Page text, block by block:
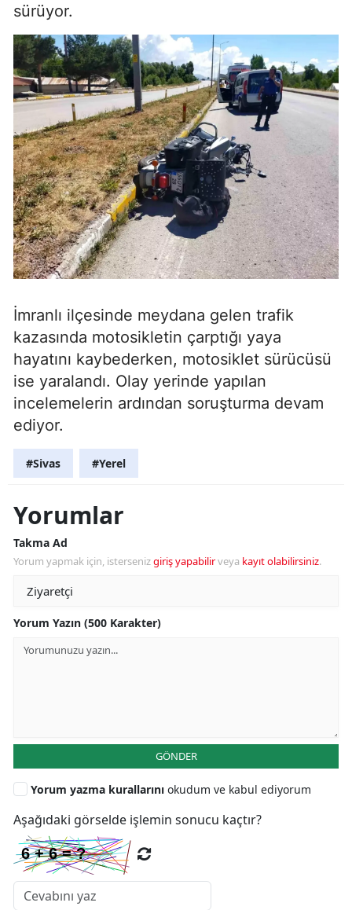
sürüyor.
İmranlı ilçesinde meydana gelen trafik
kazasında motosikletin çarptığı yaya
hayatını kaybederken, motosiklet sürücüsü
ise yaralandı. Olay yerinde yapılan
incelemelerin ardından soruşturma devam
ediyor.
#Sivas #Yerel
Yorumlar
Takma Ad
Yorum yapmak için, istersenizgiriş yapabilirveya kayıt olabilirsiniz.
Yorum Yazın (500 Karakter)
GÖNDER
Yorum yazma kurallarını okudum ve kabul ediyorum
Aşağıdaki görselde işlemin sonucu kaçtır?